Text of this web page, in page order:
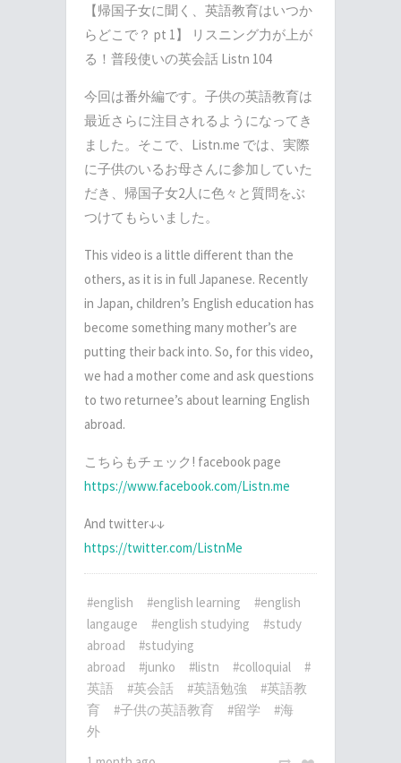
【帰国子女に聞く、英語教育はいつか
らどこで？ pt 1】 リスニング力が上が
る！普段使いの英会話 Listn 104
今回は番外編です。子供の英語教育は
最近さらに注目されるようになってき
ました。そこで、Listn.me では、実際
に子供のいるお母さんに参加していた
だき、帰国子女2人に色々と質問をぶ
つけてもらいました。
This video is a little different than the
others, as it is in full Japanese. Recently
in Japan, children’s English education has
become something many mother’s are
putting their back into. So, for this video,
we had a mother come and ask questions
to two returnee’s about learning English
abroad.
こちらもチェック! facebook page
https://www.facebook.com/Listn.me
And twitter↓↓
https://twitter.com/ListnMe
#english #english learning
#english
langauge
#english studying
#study
abroad
#studying
abroad
#junko #listn #colloquial
#
英語
#英会話 #英語勉強
#英語教
育
#子供の英語教育 #留学
#海
外